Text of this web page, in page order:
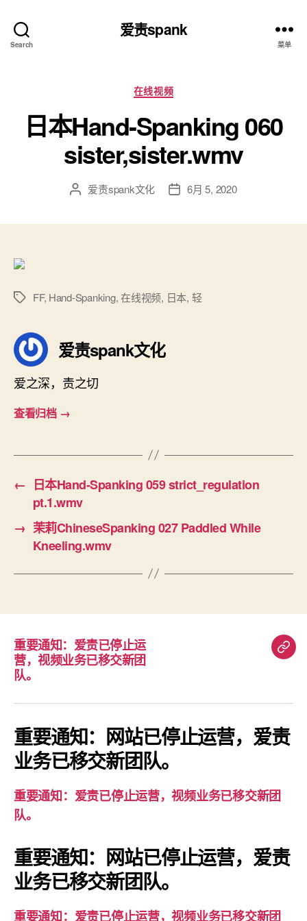
Search
爱责spank
菜单
分
类
在线视频
日本Hand-Spanking 060
sister,sister.wmv
文 爱责spank文化
发 6月 5, 2020
标
FF, Hand-Spanking,在线视频, 日本, 轻
爱责spank文化
爱之深，责之切
查看归档 →
← 日本Hand-Spanking 059 strict_regulation
pt.1.wmv
→ 茉莉ChineseSpanking 027 Paddled While
Kneeling.wmv
重要通知：爱责已停止运
营，视频业务已移交新团
队。
重
知：
爱
责
视
重要通知：网站已停止运营，爱责
业务已移交新团队。
重要通知：爱责已停止运营，视频业务已移交新团
队。
重要通知：网站已停止运营，爱责
业务已移交新团队。
重要通知：爱责已停止运营，视频业务已移交新团